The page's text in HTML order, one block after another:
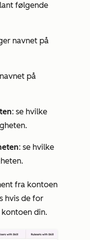
følgende
navnet på
på
: se hvilke
: se hvilke
fra kontoen
hvis de for
din.